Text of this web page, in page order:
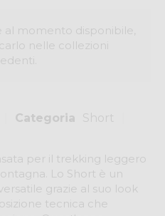
Categoria
Short
per il trekking leggero
Lo Short è un
grazie al suo look
tecnica che
momento disponibile,
nelle collezioni